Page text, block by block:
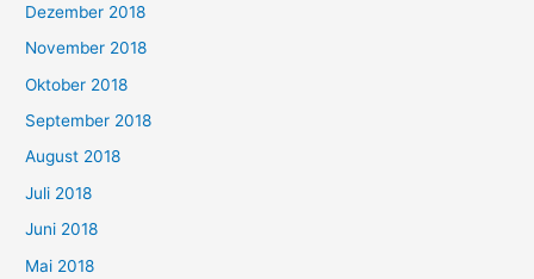
Dezember 2018
November 2018
Oktober 2018
September 2018
August 2018
Juli 2018
Juni 2018
Mai 2018